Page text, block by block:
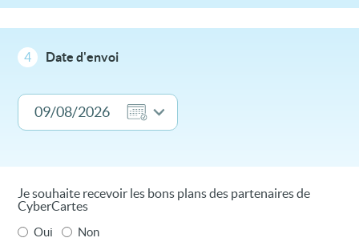
4 Date d'envoi
Je souhaite recevoir les bons plans des partenaires de
CyberCartes
Oui Non